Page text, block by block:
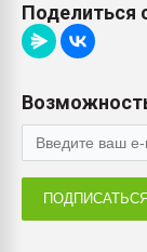
Поделиться
ПОДПИСАТЬСЯ